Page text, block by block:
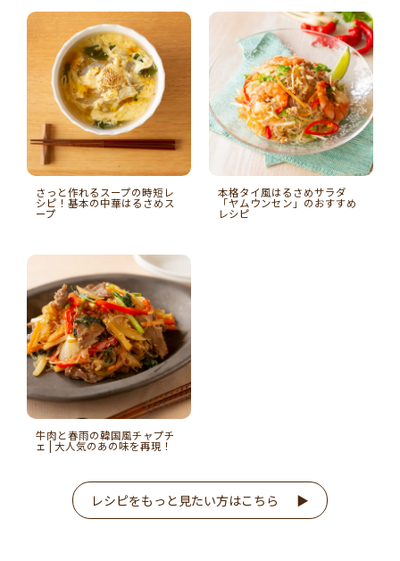
さっと作れるスープの時短レ
シピ！基本の中華はるさめス
ープ
本格タイ風はるさめサラダ
「ヤムウンセン」のおすすめ
レシピ
牛肉と春雨の韓国風チャプチ
ェ | 大人気のあの味を再現！
レシピをもっと見たい方はこちら